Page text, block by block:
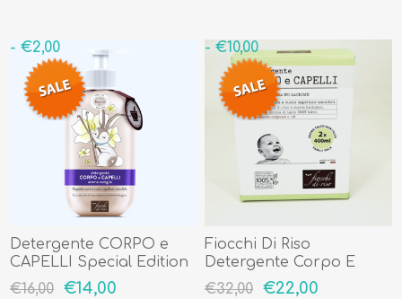
- €2,00
Detergente CORPO e
CAPELLI Special Edition
Aroma Vaniglia
€16,00 €14,00
- €10,00
Fiocchi Di Riso
Detergente Corpo E
Capelli Bipack 2x400 ml
€32,00 €22,00